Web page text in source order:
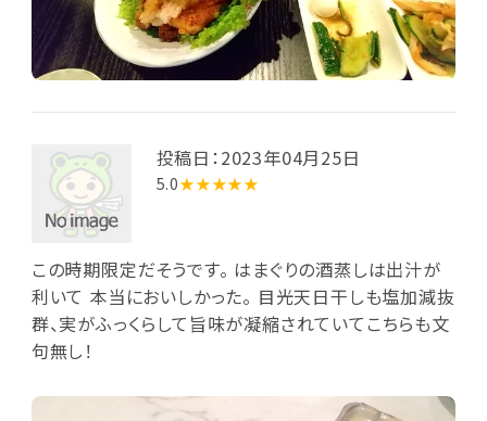
投稿日：2023年04月25日
5.0★★★★★
この時期限定だそうです。 はまぐりの酒蒸しは出汁が
利いて 本当においしかった。 目光天日干しも塩加減抜
群、実がふっくらして旨味が凝縮されていてこちらも文
句無し！